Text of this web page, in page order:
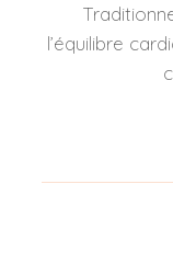
l’équilibre